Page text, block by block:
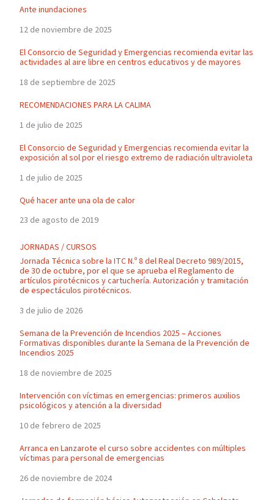
Ante inundaciones
12 de noviembre de 2025
El Consorcio de Seguridad y Emergencias recomienda evitar las
actividades al aire libre en centros educativos y de mayores
18 de septiembre de 2025
RECOMENDACIONES PARA LA CALIMA
1 de julio de 2025
El Consorcio de Seguridad y Emergencias recomienda evitar la
exposición al sol por el riesgo extremo de radiación ultravioleta
1 de julio de 2025
Qué hacer ante una ola de calor
23 de agosto de 2019
JORNADAS / CURSOS
Jornada Técnica sobre la ITC N.º 8 del Real Decreto 989/2015,
de 30 de octubre, por el que se aprueba el Reglamento de
artículos pirotécnicos y cartuchería. Autorización y tramitación
de espectáculos pirotécnicos.
3 de julio de 2026
Semana de la Prevención de Incendios 2025 – Acciones
Formativas disponibles durante la Semana de la Prevención de
Incendios 2025
18 de noviembre de 2025
Intervención con víctimas en emergencias: primeros auxilios
psicológicos y atención a la diversidad
10 de febrero de 2025
Arranca en Lanzarote el curso sobre accidentes con múltiples
víctimas para personal de emergencias
26 de noviembre de 2024